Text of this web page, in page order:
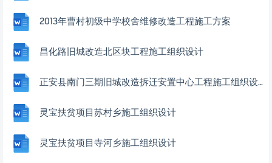
2013年曹村初级中学校舍维修改造工程施工方案
昌化路旧城改造北区块工程施工组织设计
正安县南门三期旧城改造拆迁安置中心工程施工组织设计
灵宝扶贫项目苏村乡施工组织设计
灵宝扶贫项目寺河乡施工组织设计